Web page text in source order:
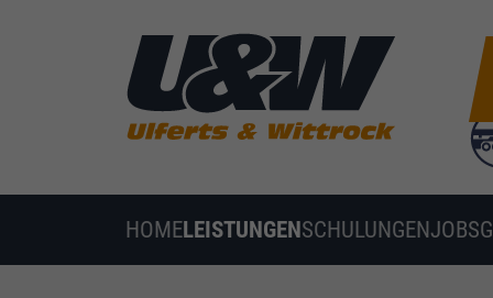
HOMELEISTUNGENSCHULUNGENJOBS